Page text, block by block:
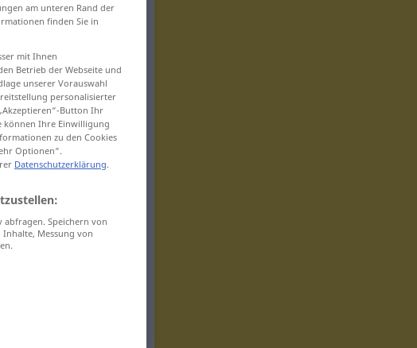
am unteren Rand der
finden Sie in
mit Ihnen
Betrieb der Webseite und
unserer Vorauswahl
personalisierter
Button Ihr
können Ihre Einwilligung
zu den Cookies
Optionen“.
Datenschutzerklärung.
abfragen. Speichern von
Messung von